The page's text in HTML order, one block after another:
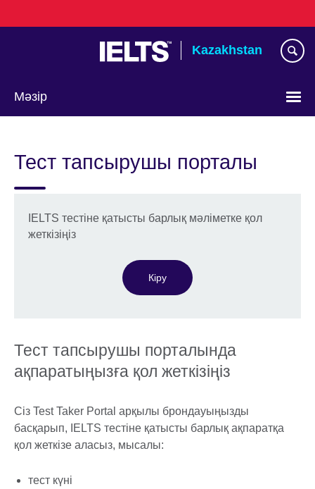
to
Kazakhstan
Мәзір
Тест тапсырушы порталы
IELTS тестіне қатысты барлық мәліметке қол
жеткізіңіз
Кіру
Тест тапсырушы порталында
ақпаратыңызға қол жеткізіңіз
Сіз Test Taker Portal арқылы брондауыңызды
басқарып, IELTS тестіне қатысты барлық ақпаратқа
қол жеткізе аласыз, мысалы:
тест күні